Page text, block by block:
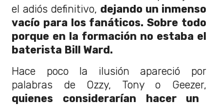
el adiós definitivo, dejando un inmenso
vacío para los fanáticos. Sobre todo
porque en la formación no estaba el
baterista Bill Ward.
Hace poco la ilusión apareció por
palabras de Ozzy, Tony o Geezer,
quienes considerarían hacer un